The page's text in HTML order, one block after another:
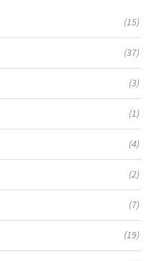
(15)
(37)
(3)
(1)
(4)
(2)
(7)
(19)